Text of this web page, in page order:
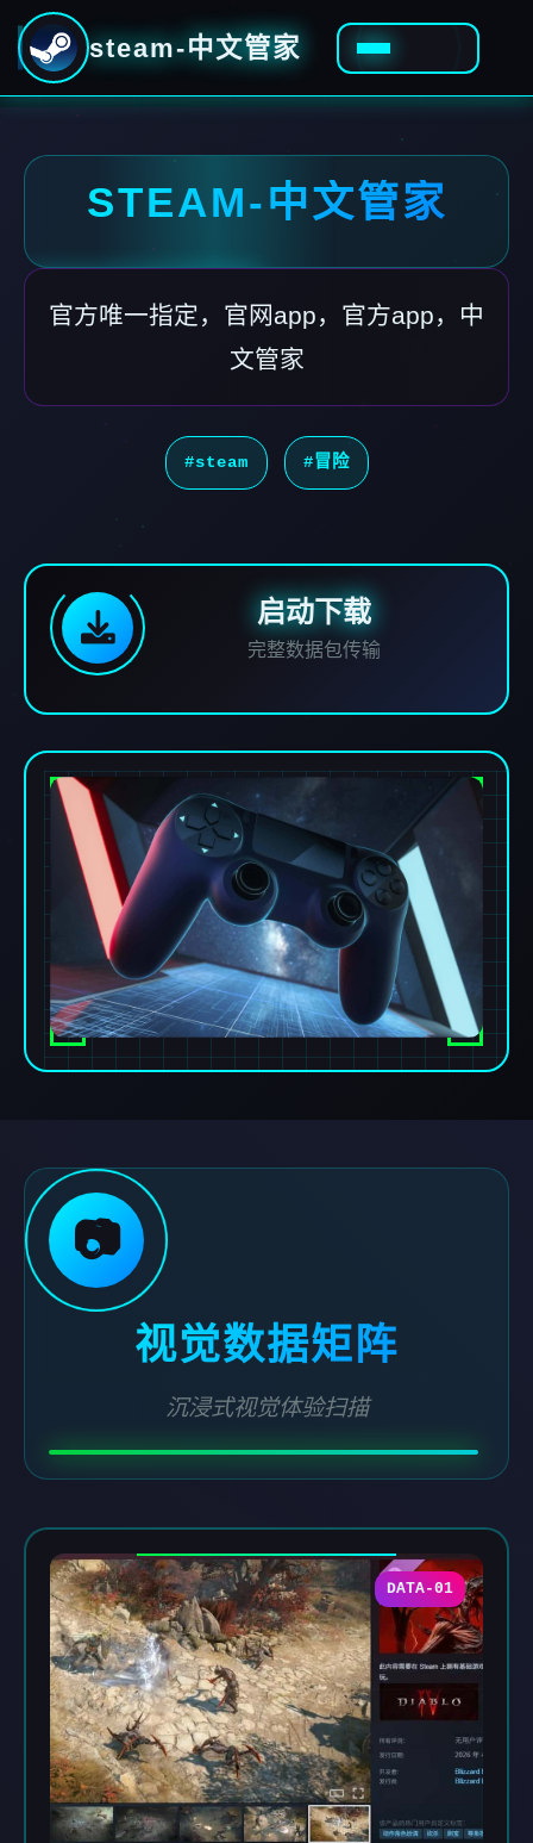
steam-中文管家
STEAM-中文管家
官方唯一指定，官网app，官方app，中
文管家
#steam #冒险
启动下载
完整数据包传输
📷
视觉数据矩阵
沉浸式视觉体验扫描
DATA-01